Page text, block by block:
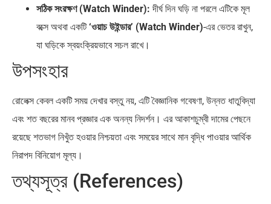
সঠিক সংরক্ষণ (Watch Winder): দীর্ঘ দিন ঘড়ি না পরলে এটিকে মূল
বক্সে অথবা একটি‘ওয়াচ উইন্ডার’ (Watch Winder)-এর ভেতর রাখুন,
যা ঘড়িকে স্বয়ংক্রিয়ভাবে সচল রাখে।
উপসংহার
রোলেক্স কেবল একটি সময় দেখার বস্তু নয়, এটি বৈজ্ঞানিক গবেষণা, উন্নত ধাতুবিদ্যা
এবং শত বছরের মানব প্রজ্ঞার এক অনন্য নিদর্শন। এর আকাশচুম্বী দামের পেছনে
রয়েছে শতভাগ নিখুঁত হওয়ার নিশ্চয়তা এবং সময়ের সাথে মান বৃদ্ধি পাওয়ার আর্থিক
নিরাপদ বিনিয়োগ মূল্য।
তথ্যসূত্র (References)